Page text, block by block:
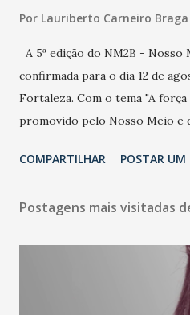
Por Lauriberto Carneiro Braga
A 5ª edição do NM2B - Nosso
confirmada para o dia 12 de
Fortaleza. Com o tema "A
promovido pelo Nosso Meio e
e lideranças do Mercado
de negócios do Nordeste,
LinkedIn, VISA, Grupo
A nova edição chega em um
e consistência ganham peso
COMPARTILHAR POSTAR
Postagens mais visitadas